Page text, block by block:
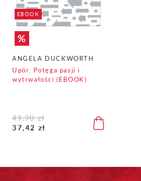
EBOOK
ANGELA DUCKWORTH
Upór. Potęga pasji i
wytrwałości (EBOOK)
49,90 zł
37,42 zł